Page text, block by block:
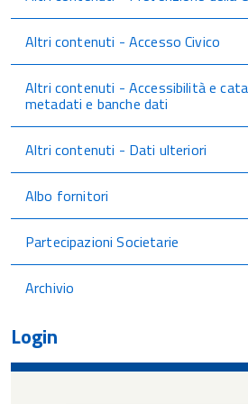
Altri contenuti - Accesso Civico
Altri contenuti - Accessibilità e
metadati e banche dati
Altri contenuti - Dati ulteriori
Albo fornitori
Partecipazioni Societarie
Archivio
Login